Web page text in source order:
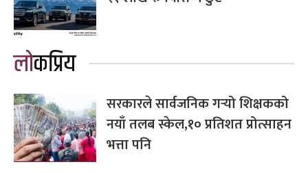
लोकप्रिय
सरकारले सार्वजनिक गर्‍यो शिक्षकको
नयाँ तलब स्केल,१० प्रतिशत प्रोत्साहन
भत्ता पनि